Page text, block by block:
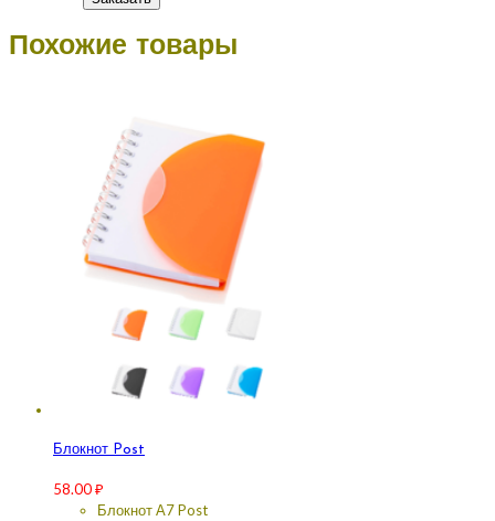
Похожие товары
Блокнот Post
58.00₽
Блокнот А7 Post